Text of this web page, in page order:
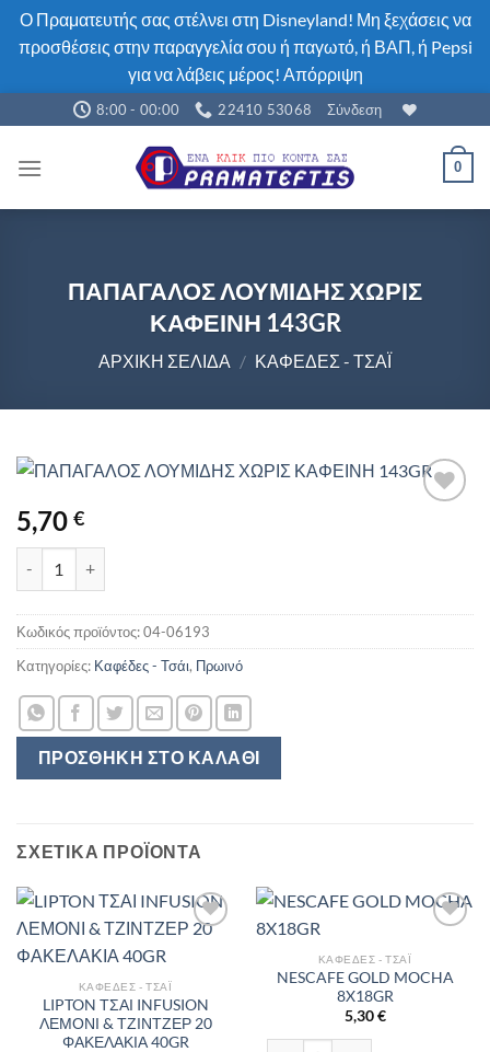
Ο Πραματευτής σας στέλνει στη Disneyland! Μη ξεχάσεις να
προσθέσεις στην παραγγελία σου ή παγωτό, ή ΒΑΠ, ή Pepsi
για να λάβεις μέρος! Απόρριψη
Μετάβαση
στο
περιεχόμενο
8:00 - 00:00 22410 53068 Σύνδεση
0
ΠΑΠΑΓΑΛΟΣ ΛΟΥΜΙΔΗΣ ΧΩΡΙΣ
ΚΑΦΕΙΝΗ 143GR
ΑΡΧΙΚΉ ΣΕΛΊΔΑ / ΚΑΦΈΔΕΣ - ΤΣΆΙ
5,70 €
ΠΡΟΣΘΉΚΗ ΣΤΟ ΚΑΛΆΘΙ
Κωδικός προϊόντος:04-06193
Κατηγορίες: Καφέδες - Τσάι, Πρωινό
ΣΧΕΤΙΚΆ ΠΡΟΪΌΝΤΑ
ΚΑΦΈΔΕΣ - ΤΣΆΙ
LIPTON ΤΣΑΙ INFUSION
ΛΕΜΟΝΙ & ΤΖΙΝΤΖΕΡ 20
ΦΑΚΕΛΑΚΙΑ 40GR
ΚΑΦΈΔΕΣ - ΤΣΆΙ
NESCAFE GOLD MOCHA
8X18GR
5,30€